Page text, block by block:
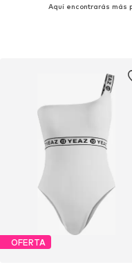
Aquí encontrarás más
OFERTA